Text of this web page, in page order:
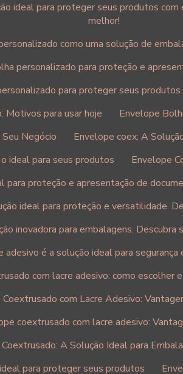
ideal para proteger seus produtos
melhor!
como uma solução de
personalizado para proteção e
para proteger seus
Motivos para usar hoje
Envelope
Negócio
Envelope coex: A
ideal para seus produtos
Envelope
proteção e apresentação de
ideal para proteção e versatilidade.
inovadora para embalagens. Descubra
é a solução ideal para
com lacre adesivo: como escolher
com Lacre Adesivo:
coextrusado com lacre adesivo:
A Solução Ideal para
para proteger seus produtos